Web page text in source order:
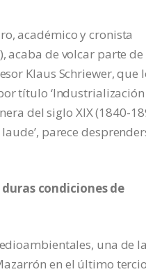
académico y cronista
acaba de volcar parte de
Klaus Schriewer, que
título
del siglo XIX (1840-
parece
condiciones de
una de
en el último